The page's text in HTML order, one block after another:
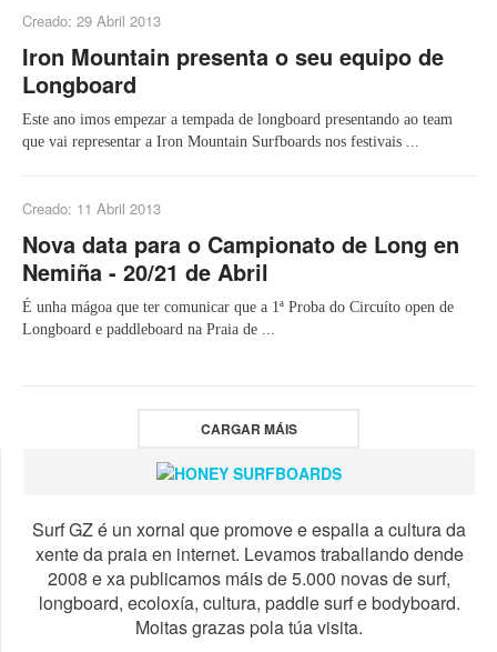
Creado: 29 Abril 2013
Iron Mountain presenta o seu equipo de
Longboard
Este ano imos empezar a tempada de longboard presentando ao team
que vai representar a Iron Mountain Surfboards nos festivais ...
Creado: 11 Abril 2013
Nova data para o Campionato de Long en
Nemiña - 20/21 de Abril
É unha mágoa que ter comunicar que a 1ª Proba do Circuíto open de
Longboard e paddleboard na Praia de ...
CARGAR MÁIS
Surf GZ é un xornal que promove e espalla a cultura da
xente da praia en internet. Levamos traballando dende
2008 e xa publicamos máis de 5.000 novas de surf,
longboard, ecoloxía, cultura, paddle surf e bodyboard.
Moitas grazas pola túa visita.